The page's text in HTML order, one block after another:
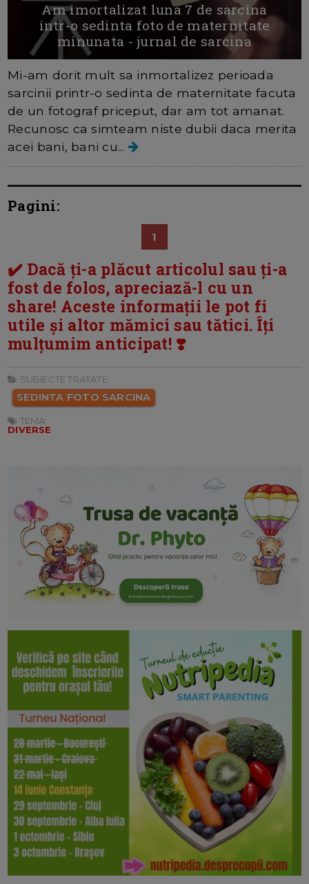
Am imortalizat luna 7 de sarcina
intr-o sedinta foto de maternitate
minunata - jurnal de sarcina
Mi-am dorit mult sa inmortalizez perioada
sarcinii printr-o sedinta de maternitate facuta
de un fotograf priceput, dar am tot amanat.
Recunosc ca simteam niste dubii daca merita
acei bani, bani cu...
Pagini:
1
✔️ Dacă ți-a plăcut articolul sau ți-a
fost de folos, apreciază-l cu un
share! Aceste informații le pot fi
utile și altor mămici sau tătici. Îți
mulțumim anticipat! ❣️
SUBIECTE TRATATE:
SEDINTA FOTO SARCINA
TEMA:
DIVERSE